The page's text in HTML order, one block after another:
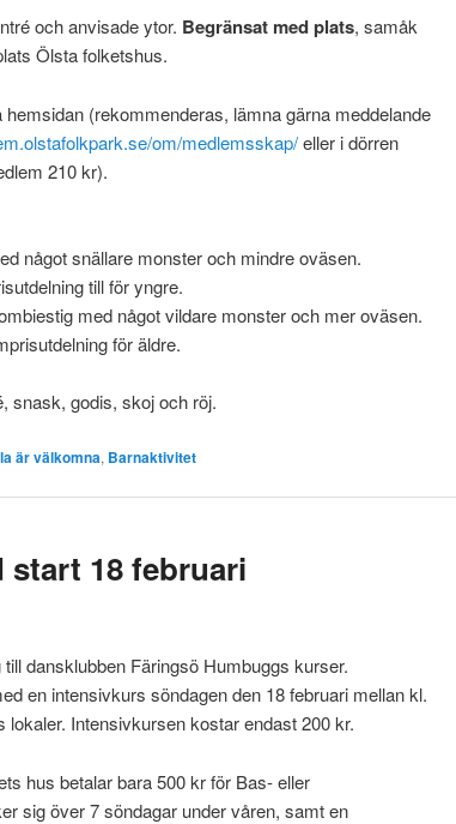
och anvisade ytor. Begränsat med plats, samåk
Ölsta folketshus.
(rekommenderas, lämna gärna meddelande
om/medlemsskap/eller i dörren
210 kr).
något snällare monster och mindre oväsen.
till för yngre.
med något vildare monster och mer oväsen.
för äldre.
snask, godis, skoj och röj.
är välkomna, Barnaktivitet
start 18 februari
dansklubben Färingsö Humbuggs kurser.
en intensivkurs söndagen den 18 februari mellan kl.
lokaler. Intensivkursen kostar endast 200 kr.
hus betalar bara 500 kr för Bas- eller
sig över 7 söndagar under våren, samt en